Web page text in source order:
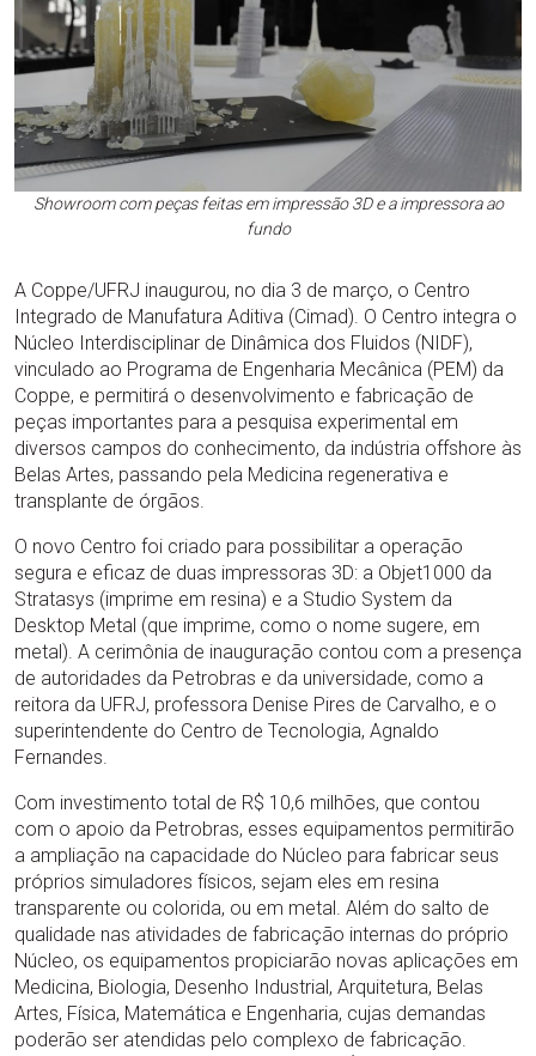
Showroom com peças feitas em impressão 3D e a impressora ao
fundo
A Coppe/UFRJ inaugurou, no dia 3 de março, o Centro
Integrado de Manufatura Aditiva (Cimad). O Centro integra o
Núcleo Interdisciplinar de Dinâmica dos Fluidos (NIDF),
vinculado ao Programa de Engenharia Mecânica (PEM) da
Coppe, e permitirá o desenvolvimento e fabricação de
peças importantes para a pesquisa experimental em
diversos campos do conhecimento, da indústria offshore às
Belas Artes, passando pela Medicina regenerativa e
transplante de órgãos.
O novo Centro foi criado para possibilitar a operação
segura e eficaz de duas impressoras 3D: a Objet1000 da
Stratasys (imprime em resina) e a Studio System da
Desktop Metal (que imprime, como o nome sugere, em
metal). A cerimônia de inauguração contou com a presença
de autoridades da Petrobras e da universidade, como a
reitora da UFRJ, professora Denise Pires de Carvalho, e o
superintendente do Centro de Tecnologia, Agnaldo
Fernandes.
Com investimento total de R$ 10,6 milhões, que contou
com o apoio da Petrobras, esses equipamentos permitirão
a ampliação na capacidade do Núcleo para fabricar seus
próprios simuladores físicos, sejam eles em resina
transparente ou colorida, ou em metal. Além do salto de
qualidade nas atividades de fabricação internas do próprio
Núcleo, os equipamentos propiciarão novas aplicações em
Medicina, Biologia, Desenho Industrial, Arquitetura, Belas
Artes, Física, Matemática e Engenharia, cujas demandas
poderão ser atendidas pelo complexo de fabricação.